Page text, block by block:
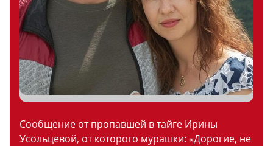
Сообщение от пропавшей в тайге Ирины
Усольцевой, от которого мурашки: «Дорогие, не